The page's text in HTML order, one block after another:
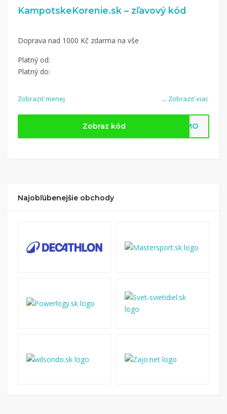
KampotskeKorenie.sk – zľavový kód
... Zobraziť viac
Doprava nad 1000 Kč zdarma na vše
Platný od:
Platný do:
Zobraziť menej
Zobraz kód ARMO
Najobľúbenejšie obchody